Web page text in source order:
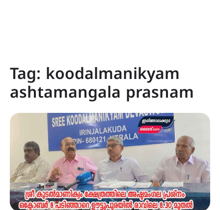
Tag: koodalmanikyam
ashtamangala prasnam